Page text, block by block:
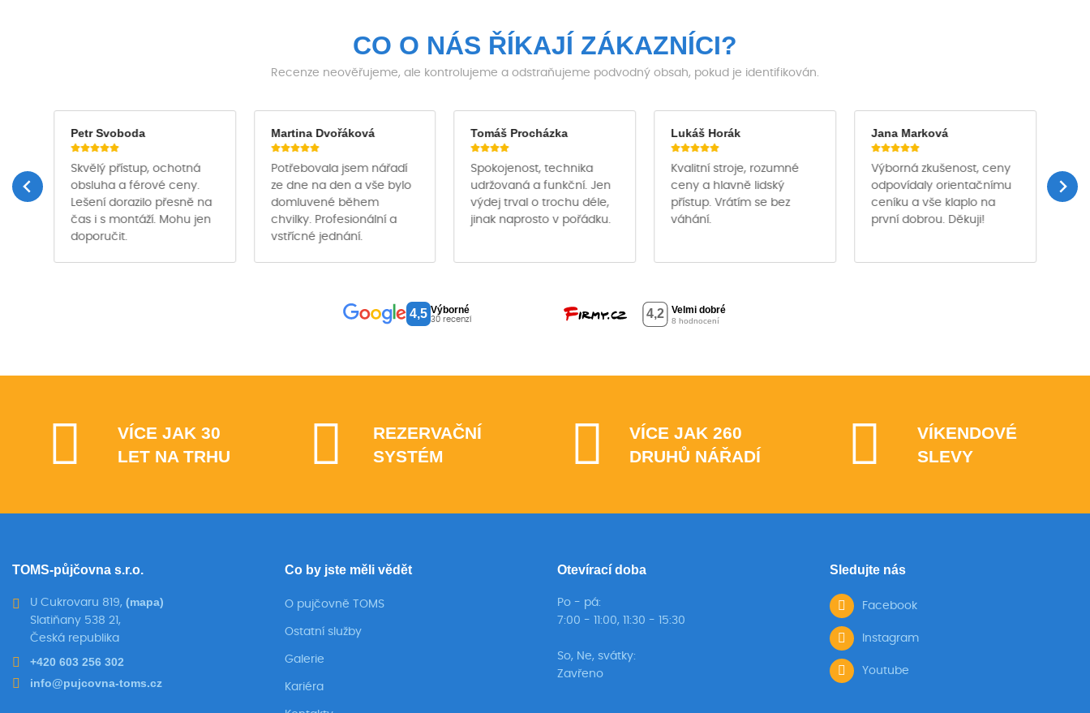
CO O NÁS ŘÍKAJÍ ZÁKAZNÍCI?
Recenze neověřujeme, ale kontrolujeme a odstraňujeme podvodný obsah, pokud je identifikován.
Petr Svoboda
Skvělý přístup, ochotná
obsluha a férové ceny.
Lešení dorazilo přesně na
čas i s montáží. Mohu jen
doporučit.
Martina Dvořáková
Potřebovala jsem nářadí
ze dne na den a vše bylo
domluvené během
chvilky. Profesionální a
vstřícné jednání.
Tomáš Procházka
Spokojenost, technika
udržovaná a funkční. Jen
výdej trval o trochu déle,
jinak naprosto v pořádku.
Lukáš Horák
Kvalitní stroje, rozumné
ceny a hlavně lidský
přístup. Vrátím se bez
váhání.
Jana Marková
Výborná zkušenost, ceny
odpovídaly orientačnímu
ceníku a vše klaplo na
první dobrou. Děkuji!
4,5 Výborné
30 recenzí
VÍCE JAK 30
LET NA TRHU
REZERVAČNÍ
SYSTÉM
VÍCE JAK 260
DRUHŮ NÁŘADÍ
VÍKENDOVÉ
SLEVY
TOMS-půjčovna s.r.o.
U Cukrovaru 819, (mapa)
Slatiňany 538 21,
Česká republika
+420 603 256 302
info@pujcovna-toms.cz
Co by jste měli vědět
O pujčovně TOMS
Ostatní služby
Galerie
Kariéra
Otevírací doba
Po - pá:
7:00 - 11:00, 11:30 - 15:30
So, Ne, svátky:
Zavřeno
Sledujte nás
Facebook
Instagram
Youtube